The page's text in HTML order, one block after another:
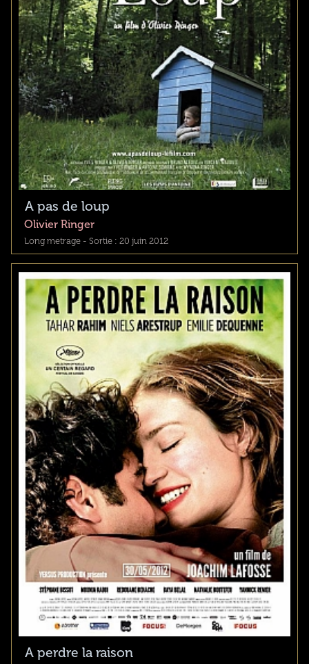
A pas de loup
Olivier Ringer
Long metrage - Sortie : 20 juin 2012
A perdre la raison